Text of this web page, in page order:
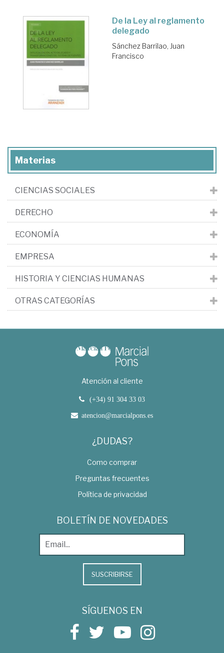
De la Ley al reglamento
delegado
Sánchez Barrilao, Juan
Francisco
Materias
CIENCIAS SOCIALES
DERECHO
ECONOMÍA
EMPRESA
HISTORIA Y CIENCIAS HUMANAS
OTRAS CATEGORÍAS
Atención al cliente
(+34) 91 304 33 03
atencion@marcialpons.es
¿DUDAS?
Como comprar
Preguntas frecuentes
Política de privacidad
BOLETÍN DE NOVEDADES
SUSCRIBIRSE
SÍGUENOS EN